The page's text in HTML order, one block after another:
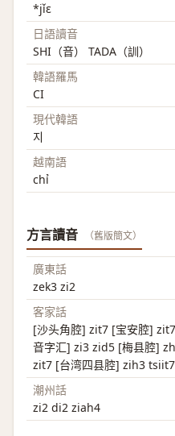
*jǐɛ
日語讀音
SHI（音） TADA（訓）
韓語羅馬
CI
現代韓語
지
越南語
chỉ
方言讀音 （舊版簡文）
廣東話
zek3 zi2
客家話
[沙头角腔] zit7 [宝安腔]
音字汇] zi3 zid5 [梅县腔]
zit7 [台湾四县腔] zih3
潮州話
zi2 di2 ziah4